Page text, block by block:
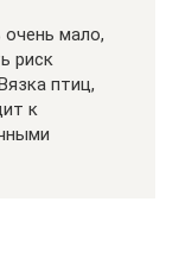
очень мало,
риск
птиц,
к